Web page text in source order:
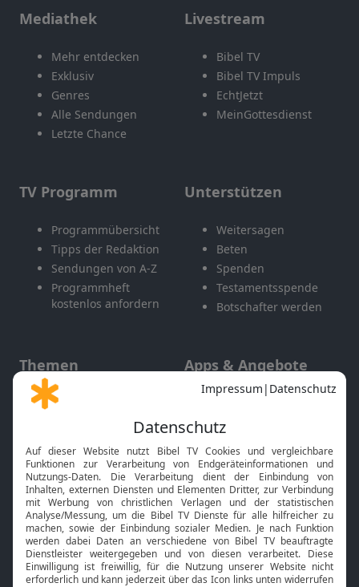
Mediathek
Mehr entdecken
Exklusiv
Genres
Alle Sendungen
Letzte Chance
Livestream
Bibel TV
Bibel TV Impuls
EchtJetzt
MeinGottesdienst
TV Programm
Programmübersicht
Tipps der Redaktion
Sendungen von A-Z
Programmheft
kostenlos anfordern
Unterstützen
Weitersagen
Beten
Spenden
Testamentsspende
Botschafter werden
Themen
Gott und Bibel erklärt
Neuigkeiten
Apps & Angebote
Mobile App
Smart TV
HbbTV
Bibelthek Online-Bibel
Nächster Gottesdienst
Bibel TV Service